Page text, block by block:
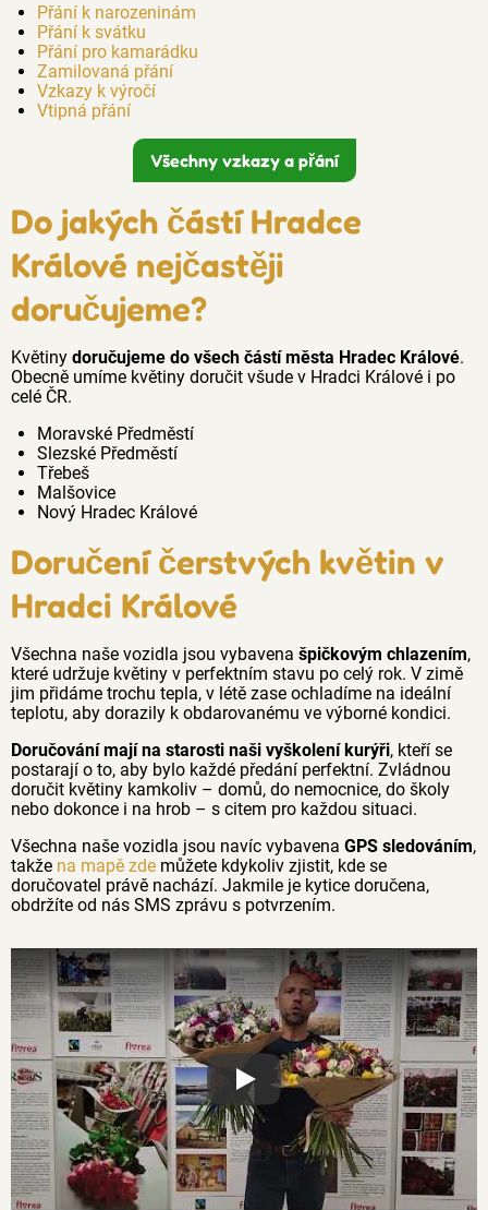
Přání k narozeninám
Přání k svátku
Přání pro kamarádku
Zamilovaná přání
Vzkazy k výročí
Vtipná přání
Všechny vzkazy a přání
Do jakých částí Hradce
Králové nejčastěji
doručujeme?
Květiny doručujeme do všech částí města Hradec Králové.
Obecně umíme květiny doručit všude v Hradci Králové i po
celé ČR.
Moravské Předměstí
Slezské Předměstí
Třebeš
Malšovice
Nový Hradec Králové
Doručení čerstvých květin v
Hradci Králové
Všechna naše vozidla jsou vybavena špičkovým chlazením,
které udržuje květiny v perfektním stavu po celý rok. V zimě
jim přidáme trochu tepla, v létě zase ochladíme na ideální
teplotu, aby dorazily k obdarovanému ve výborné kondici.
Doručování mají na starosti naši vyškolení kurýři, kteří se
postarají o to, aby bylo každé předání perfektní. Zvládnou
doručit květiny kamkoliv – domů, do nemocnice, do školy
nebo dokonce i na hrob – s citem pro každou situaci.
Všechna naše vozidla jsou navíc vybavena GPS sledováním,
takže na mapě zde můžete kdykoliv zjistit, kde se
doručovatel právě nachází. Jakmile je kytice doručena,
obdržíte od nás SMS zprávu s potvrzením.
Proč jsou květiny z Florea tak